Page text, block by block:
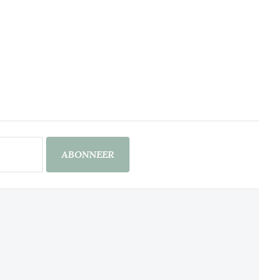
ABONNEER